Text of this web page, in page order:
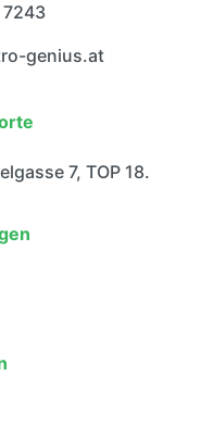
7243
genius.at
7, TOP 18.